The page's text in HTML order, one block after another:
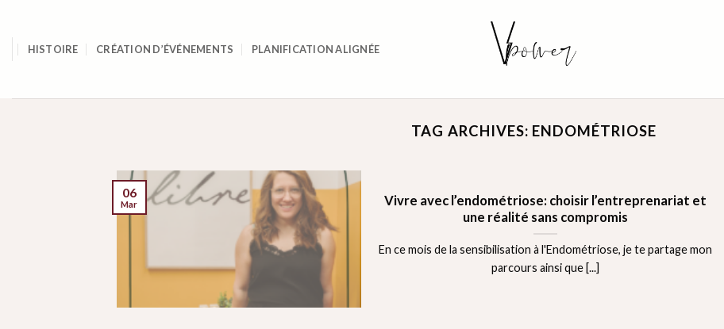
contentHISTOIRE CRÉATION D’ÉVÉNEMENTS PLANIFICATION ALIGNÉE
TAG ARCHIVES: ENDOMÉTRIOSE
Vivre avec l’endométriose: choisir l’entreprenariat et
une réalité sans compromis
En ce mois de la sensibilisation à l'Endométriose, je te partage mon
parcours ainsi que [...]
06
Mar